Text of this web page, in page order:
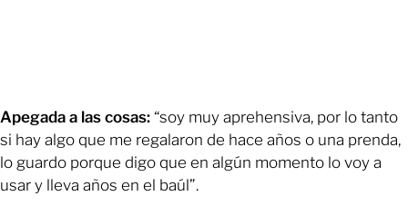
Apegada a las cosas: “soy muy aprehensiva, por lo tanto
si hay algo que me regalaron de hace años o una prenda,
lo guardo porque digo que en algún momento lo voy a
usar y lleva años en el baúl”.